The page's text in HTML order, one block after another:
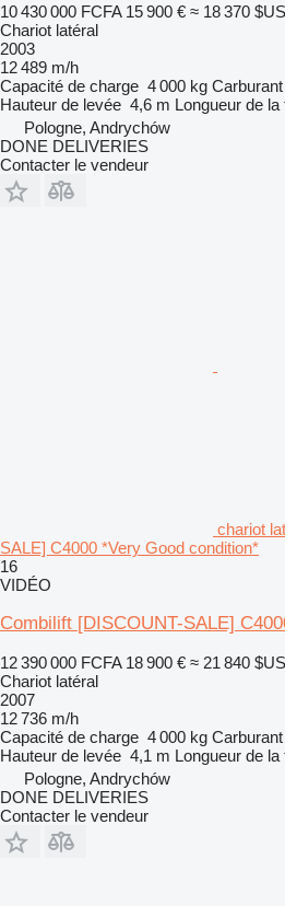
10 430 000 FCFA 15 900 € ≈ 18 370 $US
Chariot latéral
2003
12 489 m/h
Capacité de charge 4 000 kg Carburant
Hauteur de levée 4,6 m Longueur de la
Pologne, Andrychów
DONE DELIVERIES
Contacter le vendeur
chariot
SALE] C4000 *Very Good condition*
16
VIDÉO
Combilift [DISCOUNT-SALE]
12 390 000 FCFA 18 900 € ≈ 21 840 $US
Chariot latéral
2007
12 736 m/h
Capacité de charge 4 000 kg Carburant
Hauteur de levée 4,1 m Longueur de la
Pologne, Andrychów
DONE DELIVERIES
Contacter le vendeur